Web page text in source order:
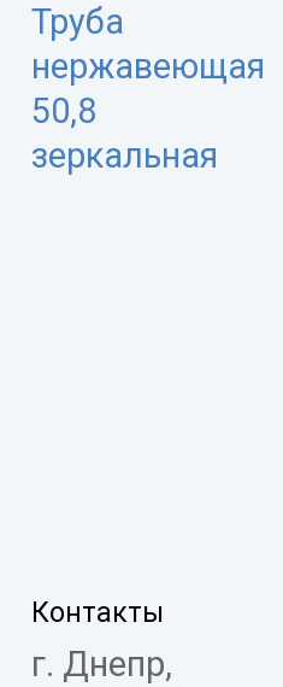
Труба
нержавеющая
50,8
зеркальная
Контакты
г. Днепр,